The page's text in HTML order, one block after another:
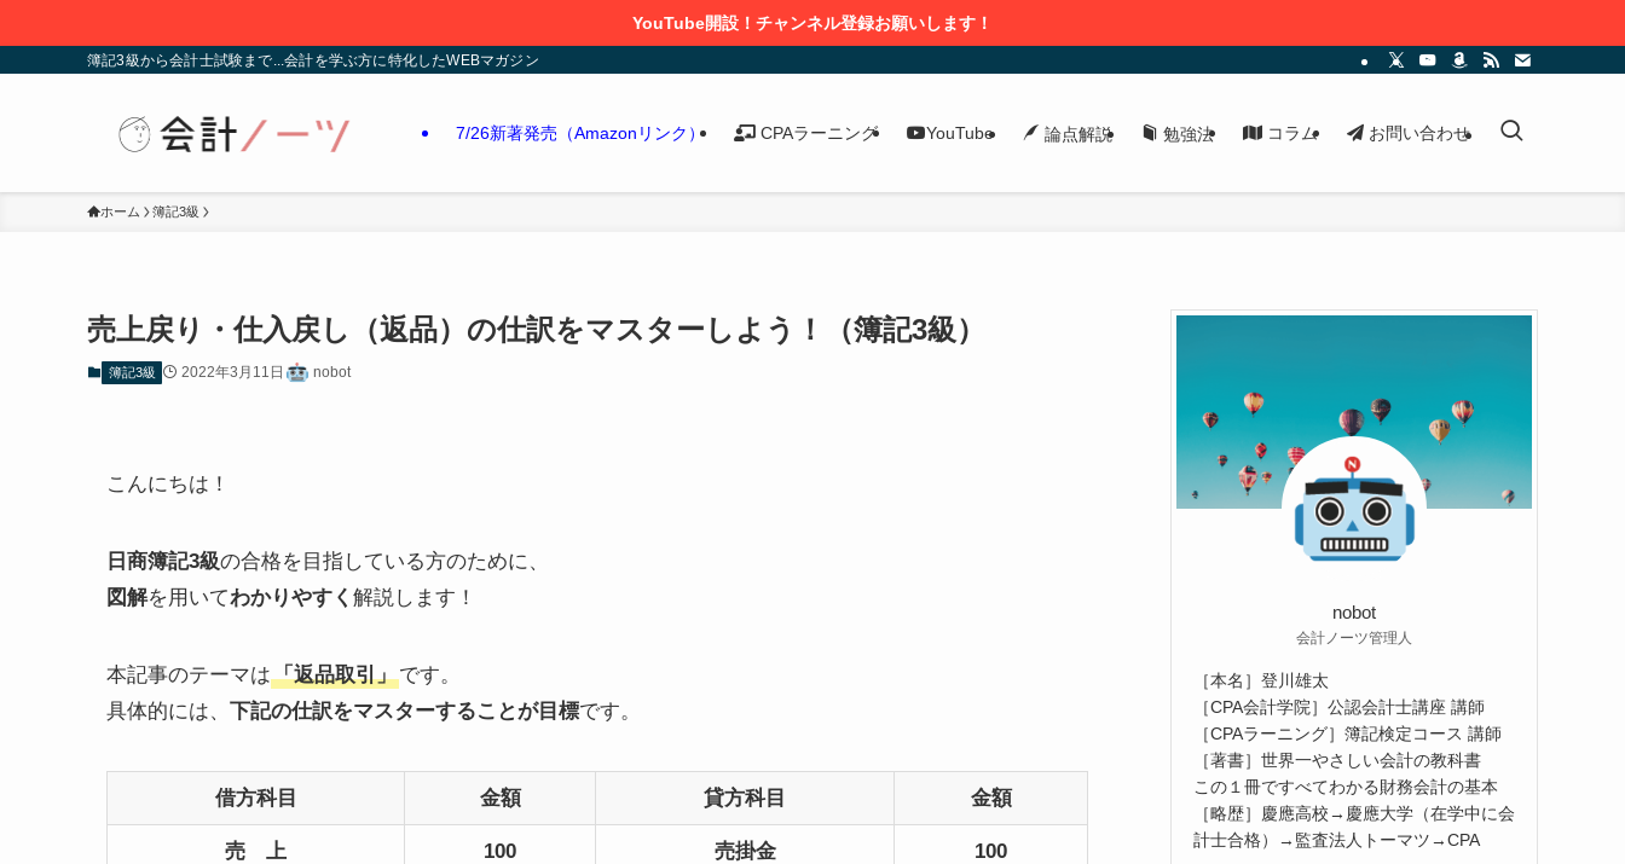
YouTube開設！チャンネル登録お願いします！
簿記3級から会計士試験まで...会計を学ぶ方に特化したWEBマガジン
7/26新著発売（Amazonリンク） CPAラーニング YouTube 論点解説 勉強法 コラム お問い合わせ
ホーム 簿記3級
売上戻り・仕入戻し（返品）の仕訳をマスターしよう！（簿記3級）
簿記3級 2022年3月11日 nobot
こんにちは！
日商簿記3級の合格を目指している方のために、
図解を用いてわかりやすく 解説します！
本記事のテーマは「返品取引」です。
具体的には、 下記の仕訳をマスターすることが目標です。
借方科目 金額 貸方科目 金額
売 上 100 売掛金 100
nobot
会計ノーツ管理人
［本名］登川雄太
［CPA会計学院］公認会計士講座 講師
［CPAラーニング］簿記検定コース 講師
［著書］世界一やさしい会計の教科書
この１冊ですべてわかる財務会計の基本
［略歴］慶應高校→慶應大学（在学中に会
計士合格）→監査法人トーマツ→CPA